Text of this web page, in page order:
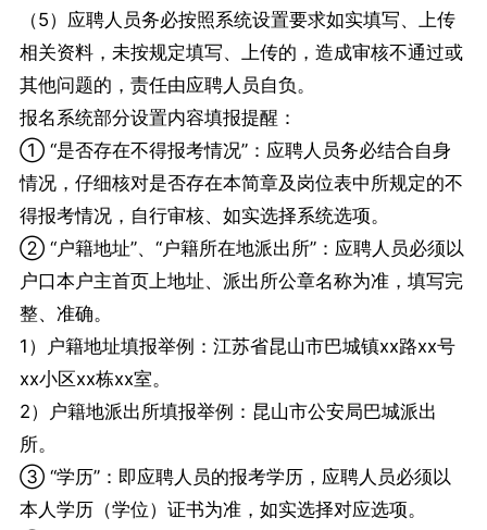
（5）应聘人员务必按照系统设置要求如实填写、上传
相关资料，未按规定填写、上传的，造成审核不通过或
其他问题的，责任由应聘人员自负。
报名系统部分设置内容填报提醒：
① “是否存在不得报考情况”：应聘人员务必结合自身
情况，仔细核对是否存在本简章及岗位表中所规定的不
得报考情况，自行审核、如实选择系统选项。
② “户籍地址”、“户籍所在地派出所”：应聘人员必须以
户口本户主首页上地址、派出所公章名称为准，填写完
整、准确。
1）户籍地址填报举例：江苏省昆山市巴城镇xx路xx号
xx小区xx栋xx室。
2）户籍地派出所填报举例：昆山市公安局巴城派出
所。
③ “学历”：即应聘人员的报考学历，应聘人员必须以
本人学历（学位）证书为准，如实选择对应选项。